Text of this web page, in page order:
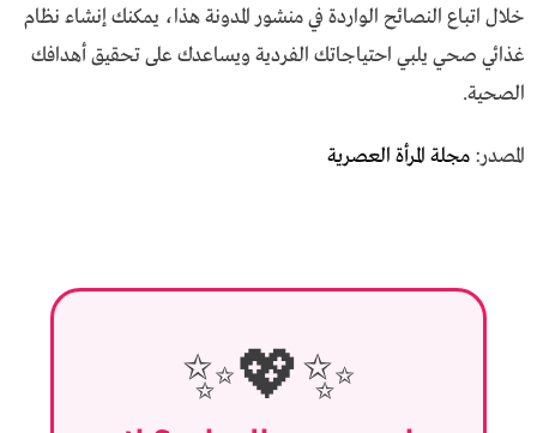
خلال اتباع النصائح الواردة في منشور المدونة هذا، يمكنك إنشاء نظام
غذائي صحي يلبي احتياجاتك الفردية ويساعدك على تحقيق أهدافك
الصحية.
المصدر: مجلة المرأة العصرية
✨💖✨